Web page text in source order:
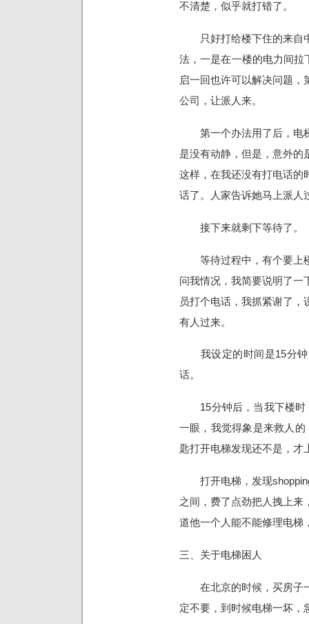
不清楚，似乎就打错了。
只好打给楼下住的来自
法，一是在一楼的电力间拉
启一回也许可以解决问题，
公司，让派人来。
第一个办法用了后，电
是没有动静，但是，意外的
这样，在我还没有打电话的
话了。人家告诉她马上派人
接下来就剩下等待了。
等待过程中，有个要上
问我情况，我简要说明了一
员打个电话，我抓紧谢了
有人过来。
我设定的时间是15分钟
话。
15分钟后，当我下楼时
一眼，我觉得象是来救人
匙打开电梯发现还不是，才
打开电梯，发现
之间，费了点劲把人拽上来
道他一个人能不能修理电梯
三、关于电梯困人
在北京的时候，买房子
定不要，到时候电梯一坏，